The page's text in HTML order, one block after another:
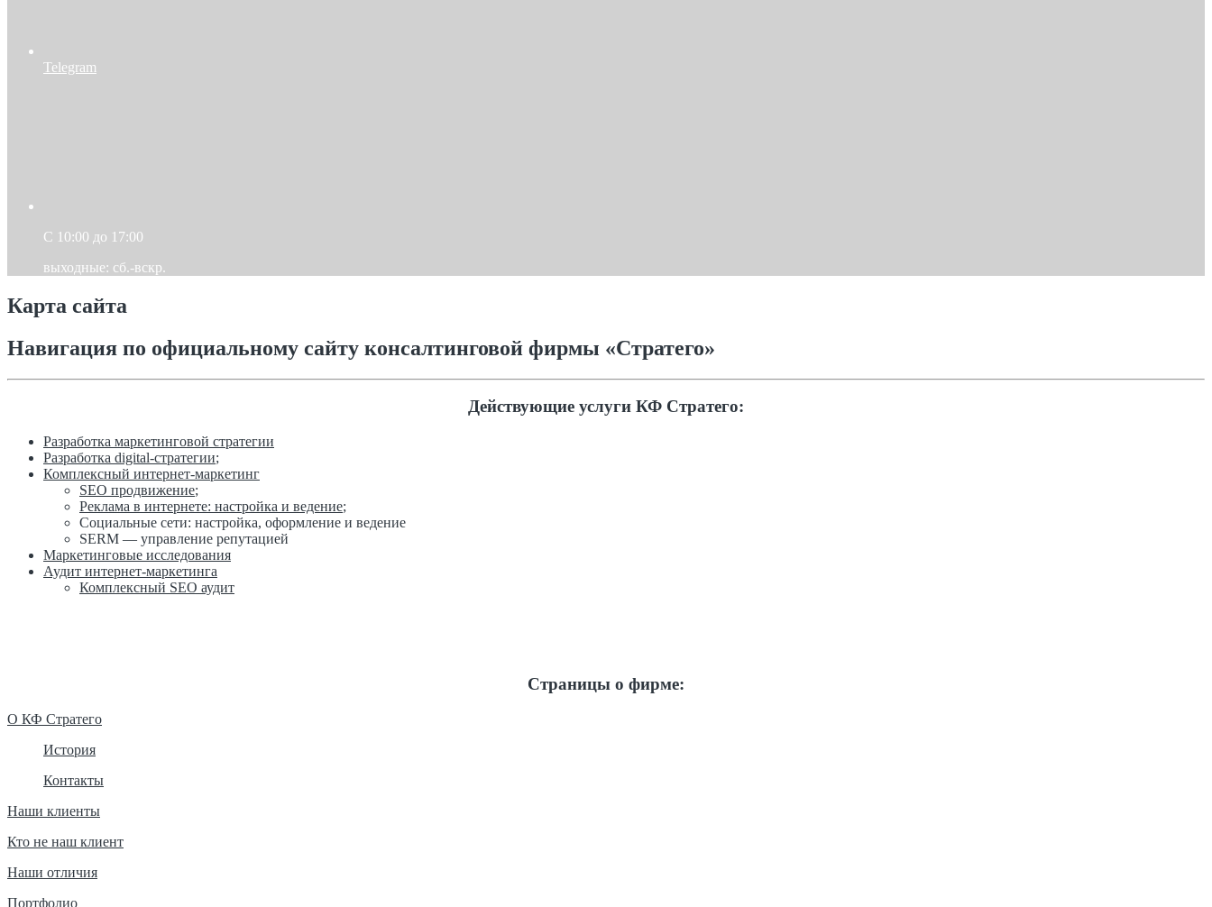
Telegram
C 10:00 до 17:00
выходные: сб.-вскр.
Карта сайта
Навигация по официальному сайту консалтинговой фирмы «Стратего»
Действующие услуги КФ Стратего:
Разработка маркетинговой стратегии
Разработка digital-стратегии;
Комплексный интернет-маркетинг
SEO продвижение;
Реклама в интернете: настройка и ведение;
Социальные сети: настройка, оформление и ведение
SERM — управление репутацией
Маркетинговые исследования
Аудит интернет-маркетинга
Комплексный SEO аудит
Страницы о фирме:
О КФ Стратего
История
Контакты
Наши клиенты
Кто не наш клиент
Наши отличия
Портфолио